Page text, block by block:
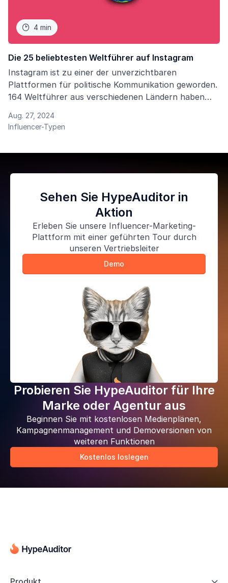
 4 min
Die 25 beliebtesten Weltführer auf Instagram
Instagram ist zu einer der unverzichtbaren
Plattformen für politische Kommunikation geworden.
164 Weltführer aus verschiedenen Ländern haben
Pressediensten verwaltet werden. Instagram ist ein
effektives und kostenloses Werkzeug, um mit
Aug. 27, 2024
Influencer-Typen
Sehen Sie HypeAuditor in
Aktion
Erleben Sie unsere Influencer-Marketing-
Plattform mit einer geführten Tour durch
unseren Vertriebsleiter
Demo
Probieren Sie HypeAuditor für Ihre
Marke oder Agentur aus
Beginnen Sie mit kostenlosen Medienplänen,
Kampagnenmanagement und Demoversionen von
weiteren Funktionen
Kostenlos loslegen